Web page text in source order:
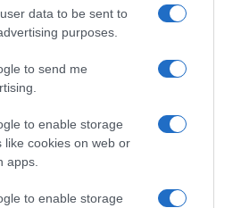
data to be sent to
purposes.
to send me
to enable storage
like cookies on web or
apps.
to enable storage